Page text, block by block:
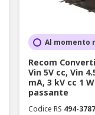
Al momento
Recom
Vin 5V cc, Vin
mA, 3 kV cc 1
passante
Codice RS 494-3787